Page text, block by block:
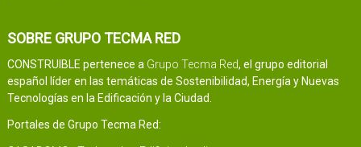
SOBRE GRUPO TECMA RED
CONSTRUIBLE pertenece a Grupo Tecma Red, el grupo editorial
español líder en las temáticas de Sostenibilidad, Energía y Nuevas
Tecnologías en la Edificación y la Ciudad.
Portales de Grupo Tecma Red: